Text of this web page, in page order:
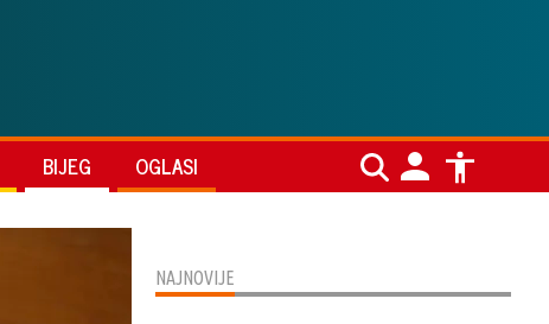
BIJEG OGLASI
NAJNOVIJE